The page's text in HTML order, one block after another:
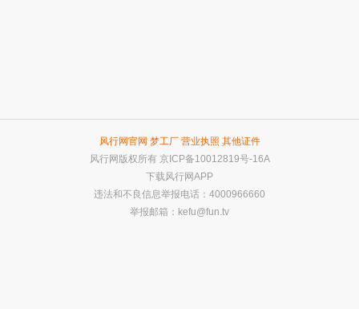
风行网官网 梦工厂 营业执照 其他证件
风行网版权所有 京ICP备10012819号-16A
下载风行网APP
违法和不良信息举报电话：4000966660
举报邮箱： kefu@fun.tv